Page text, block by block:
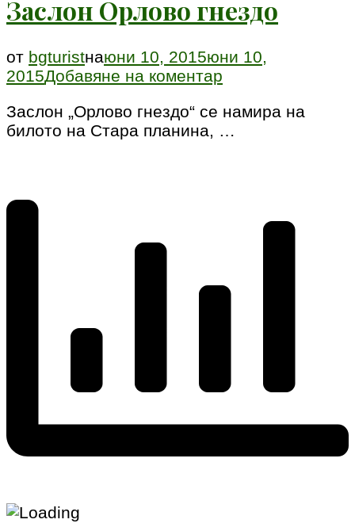
Заслон Орлово гнездо
от bgturistнаюни 10, 2015юни 10,
2015Добавяне на коментар
Орлово
гнездо
Заслон „Орлово гнездо“ се намира на
билото на Стара планина, …